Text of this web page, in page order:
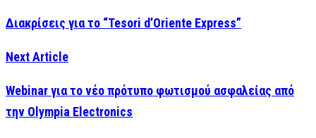
Διακρίσεις για το “Tesori d’Oriente Express”
Next Article
Webinar για το νέο πρότυπο φωτισμού ασφαλείας από
την Olympia Electronics